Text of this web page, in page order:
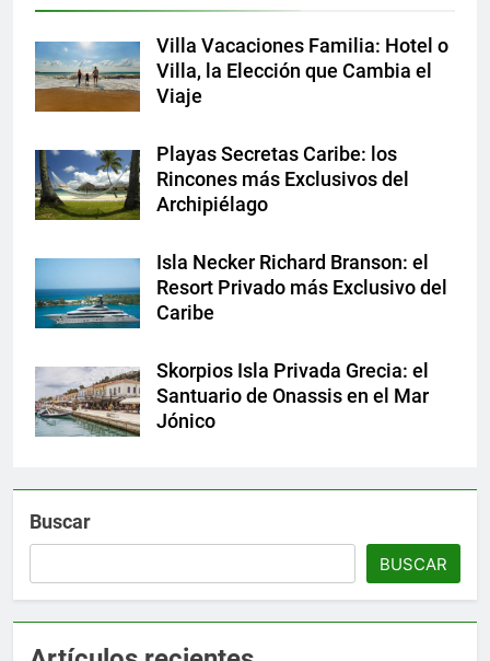
Villa Vacaciones Familia: Hotel o
Villa, la Elección que Cambia el
Viaje
Playas Secretas Caribe: los
Rincones más Exclusivos del
Archipiélago
Isla Necker Richard Branson: el
Resort Privado más Exclusivo del
Caribe
Skorpios Isla Privada Grecia: el
Santuario de Onassis en el Mar
Jónico
Buscar
BUSCAR